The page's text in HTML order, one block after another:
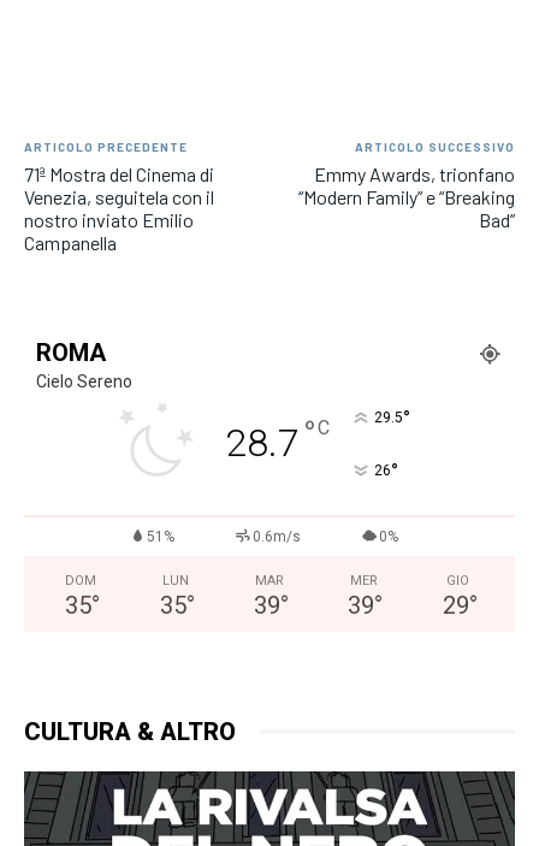
ARTICOLO PRECEDENTE
71ª Mostra del Cinema di
Venezia, seguitela con il
nostro inviato Emilio
Campanella
ARTICOLO SUCCESSIVO
Emmy Awards, trionfano
“Modern Family” e “Breaking
Bad”
ROMA
Cielo Sereno
28.7 °C 29.5°
26°
51% 0.6m/s 0%
DOM
35°
LUN
35°
MAR
39°
MER
39°
GIO
29°
CULTURA & ALTRO